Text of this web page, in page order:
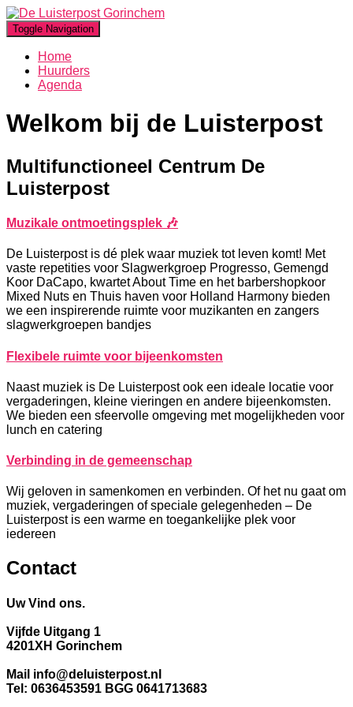
Toggle Navigation
Home
Huurders
Agenda
Welkom bij de Luisterpost
Multifunctioneel Centrum De
Luisterpost
Muzikale ontmoetingsplek 🎶
De Luisterpost is dé plek waar muziek tot leven komt! Met
vaste repetities voor Slagwerkgroep Progresso, Gemengd
Koor DaCapo, kwartet About Time en het barbershopkoor
Mixed Nuts en Thuis haven voor Holland Harmony bieden
we een inspirerende ruimte voor muzikanten en zangers
slagwerkgroepen bandjes
Flexibele ruimte voor bijeenkomsten
Naast muziek is De Luisterpost ook een ideale locatie voor
vergaderingen, kleine vieringen en andere bijeenkomsten.
We bieden een sfeervolle omgeving met mogelijkheden voor
lunch en catering
Verbinding in de gemeenschap
Wij geloven in samenkomen en verbinden. Of het nu gaat om
muziek, vergaderingen of speciale gelegenheden – De
Luisterpost is een warme en toegankelijke plek voor
iedereen
Contact
Uw Vind ons.
Vijfde Uitgang 1
4201XH Gorinchem
Mail info@deluisterpost.nl
Tel: 0636453591 BGG 0641713683